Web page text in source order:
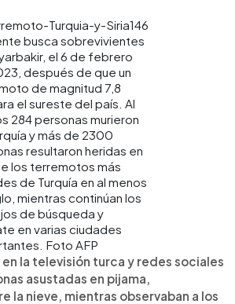
busca sobrevivientes
el 6 de febrero
después de que un
de magnitud 7,8
el sureste del país. Al
284 personas murieron
y más de 2300
resultaron heridas en
los terremotos más
de Turquía en al menos
mientras continúan los
de búsqueda y
en varias ciudades
Foto AFP
en la televisión turca y redes sociales
asustadas en pijama,
la nieve, mientras observaban a los